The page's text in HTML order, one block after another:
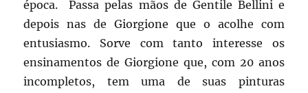
época. Passa pelas mãos de Gentile Bellini e
depois nas de Giorgione que o acolhe com
entusiasmo. Sorve com tanto interesse os
ensinamentos de Giorgione que, com 20 anos
incompletos, tem uma de suas pinturas